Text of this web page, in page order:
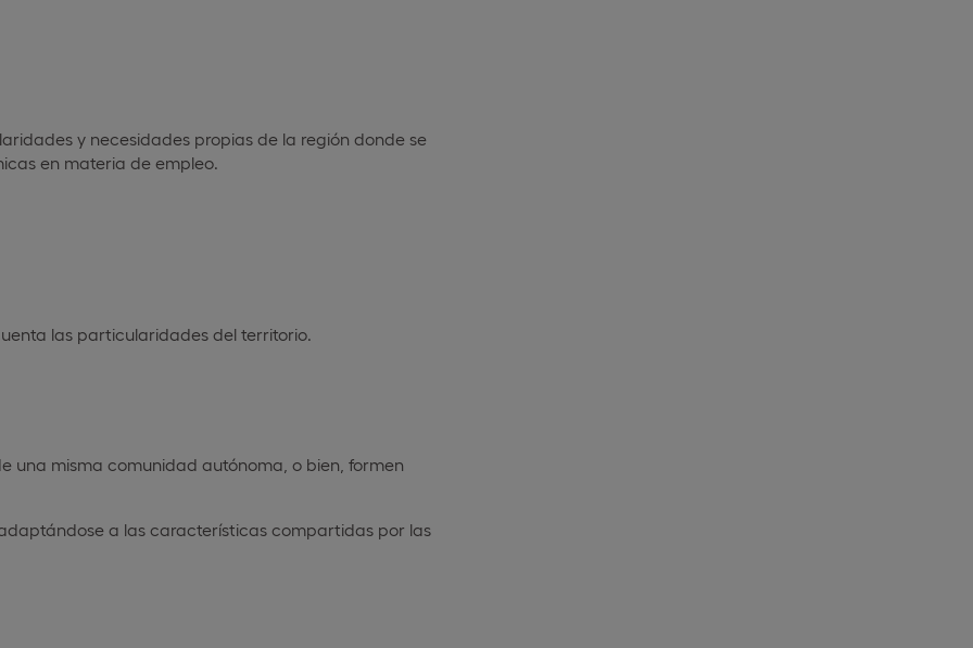
y necesidades propias de la región donde se
en materia de empleo.
las particularidades del territorio.
una misma comunidad autónoma, o bien, formen
a las características compartidas por las